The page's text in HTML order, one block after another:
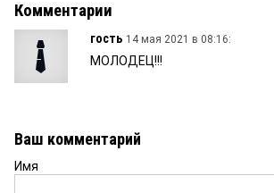
Комментарии
гость 14 мая 2021 в 08:16:
МОЛОДЕЦ!!!
Ваш комментарий
Имя